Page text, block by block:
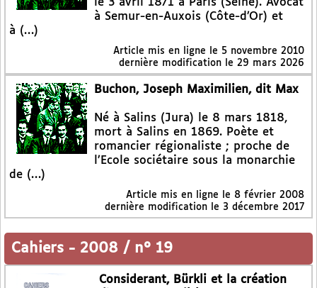
le 3 avril 1871 à Paris (Seine). Avocat
à Semur-en-Auxois (Côte-d’Or) et
à (…)
Article mis en ligne le 5 novembre 2010
dernière modification le 29 mars 2026
Buchon, Joseph Maximilien, dit Max
Né à Salins (Jura) le 8 mars 1818,
mort à Salins en 1869. Poète et
romancier régionaliste ; proche de
l’Ecole sociétaire sous la monarchie
de (…)
Article mis en ligne le 8 février 2008
dernière modification le 3 décembre 2017
Cahiers - 2008 / n° 19
Considerant, Bürkli et la création